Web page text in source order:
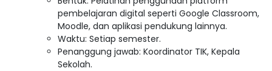
pembelajaran digital seperti Google Classroom,
Moodle, dan aplikasi pendukung lainnya.
Waktu: Setiap semester.
Penanggung jawab: Koordinator TIK, Kepala
Sekolah.